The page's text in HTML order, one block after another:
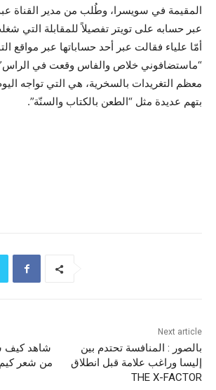
المقيمة في سويسرا، وطُلب من مدير القناة عبد
عبر حسابه على تويتر تفصيلاً للمقابلة التي
أمّا علياء فقالت عبر أحد حساباتها عبر مواقع
“ماستضافوني خلاص والفاس وقعت في
معظم التغريدات بالسخرية، هي التي تواجه
بتهم عديدة مثل “الطعن بالكتاب والسنّة”.
شاهد كيف
من شعر كيم
Next article
بالصور : المنافسة تحتدم بين
إليسا وراغب علامة قبل انطلاق
THE X-FACTOR